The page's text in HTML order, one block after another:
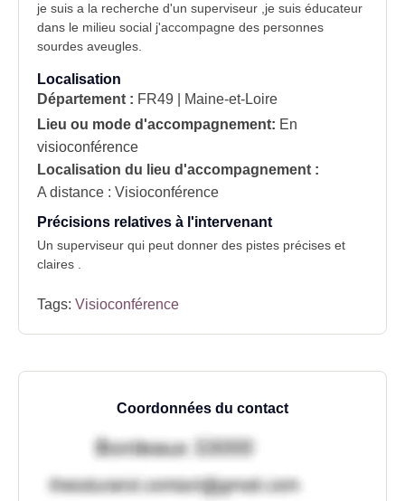
je suis a la recherche d'un superviseur ,je suis éducateur
dans le milieu social j'accompagne des personnes
sourdes aveugles.
Localisation
Département : FR49 | Maine-et-Loire
Lieu ou mode d'accompagnement: En
visioconférence
Localisation du lieu d'accompagnement :
A distance : Visioconférence
Précisions relatives à l'intervenant
Un superviseur qui peut donner des pistes précises et
claires .
Tags: Visioconférence
Coordonnées du contact